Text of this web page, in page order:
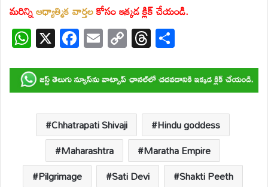
మరిన్నిఆధ్యాత్మిక వార్తలకోసం ఇక్కడ క్లిక్ చేయండి.
W
h
at
s
A
p
X F
ac
e
b
o
o
k
E
m
ail
C
o
p
y
Li
n
k
T
hr
e
a
d
s
ar
e
Chhatrapati Shivaji
Hindu goddess
Maharashtra
Maratha Empire
Pilgrimage
Sati Devi
Shakti Peeth